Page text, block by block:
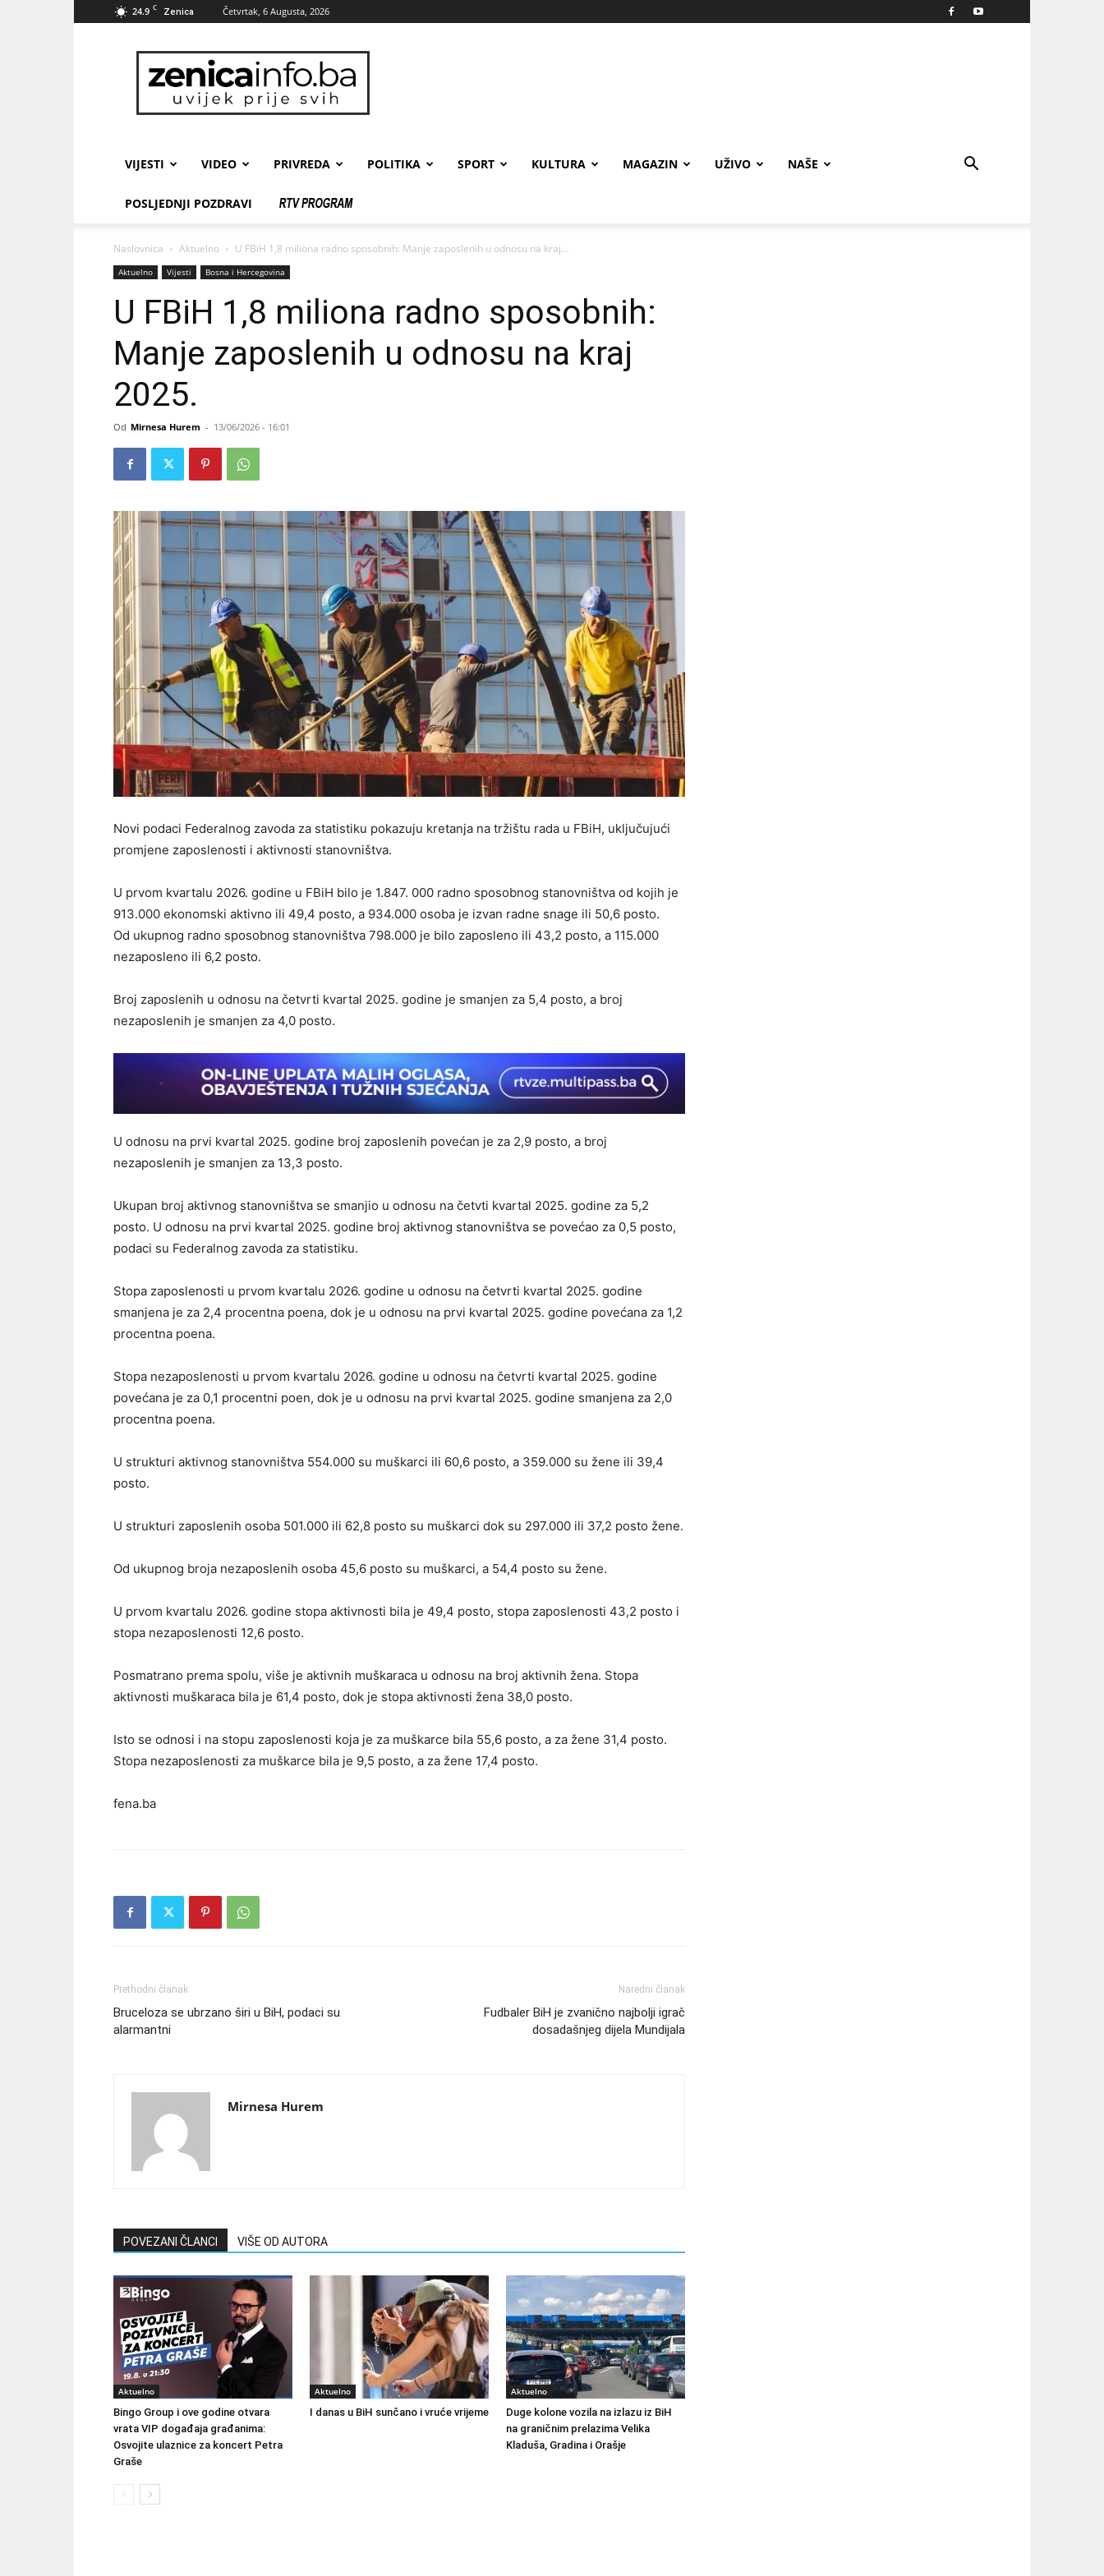
24.9 C Zenica Četvrtak, 6 Augusta, 2026
zenicainfo.ba
VIJESTI VIDEO PRIVREDA POLITIKA SPORT KULTURA MAGAZIN UŽIVO NAŠE
POSLJEDNJI POZDRAVI
Naslovnica Aktuelno U FBiH 1,8 miliona radno sposobnih: Manje zaposlenih u odnosu na kraj...
Aktuelno Vijesti Bosna i Hercegovina
U FBiH 1,8 miliona radno sposobnih:
Manje zaposlenih u odnosu na kraj
2025.
Od Mirnesa Hurem - 13/06/2026 - 16:01
Novi podaci Federalnog zavoda za statistiku pokazuju kretanja na tržištu rada u FBiH, uključujući
promjene zaposlenosti i aktivnosti stanovništva.
U prvom kvartalu 2026. godine u FBiH bilo je 1.847. 000 radno sposobnog stanovništva od kojih je
913.000 ekonomski aktivno ili 49,4 posto, a 934.000 osoba je izvan radne snage ili 50,6 posto.
Od ukupnog radno sposobnog stanovništva 798.000 je bilo zaposleno ili 43,2 posto, a 115.000
nezaposleno ili 6,2 posto.
Broj zaposlenih u odnosu na četvrti kvartal 2025. godine je smanjen za 5,4 posto, a broj
nezaposlenih je smanjen za 4,0 posto.
U odnosu na prvi kvartal 2025. godine broj zaposlenih povećan je za 2,9 posto, a broj
nezaposlenih je smanjen za 13,3 posto.
Ukupan broj aktivnog stanovništva se smanjio u odnosu na četvti kvartal 2025. godine za 5,2
posto. U odnosu na prvi kvartal 2025. godine broj aktivnog stanovništva se povećao za 0,5 posto,
podaci su Federalnog zavoda za statistiku.
Stopa zaposlenosti u prvom kvartalu 2026. godine u odnosu na četvrti kvartal 2025. godine
smanjena je za 2,4 procentna poena, dok je u odnosu na prvi kvartal 2025. godine povećana za 1,2
procentna poena.
Stopa nezaposlenosti u prvom kvartalu 2026. godine u odnosu na četvrti kvartal 2025. godine
povećana je za 0,1 procentni poen, dok je u odnosu na prvi kvartal 2025. godine smanjena za 2,0
procentna poena.
U strukturi aktivnog stanovništva 554.000 su muškarci ili 60,6 posto, a 359.000 su žene ili 39,4
posto.
U strukturi zaposlenih osoba 501.000 ili 62,8 posto su muškarci dok su 297.000 ili 37,2 posto žene.
Od ukupnog broja nezaposlenih osoba 45,6 posto su muškarci, a 54,4 posto su žene.
U prvom kvartalu 2026. godine stopa aktivnosti bila je 49,4 posto, stopa zaposlenosti 43,2 posto i
stopa nezaposlenosti 12,6 posto.
Posmatrano prema spolu, više je aktivnih muškaraca u odnosu na broj aktivnih žena. Stopa
aktivnosti muškaraca bila je 61,4 posto, dok je stopa aktivnosti žena 38,0 posto.
Isto se odnosi i na stopu zaposlenosti koja je za muškarce bila 55,6 posto, a za žene 31,4 posto.
Stopa nezaposlenosti za muškarce bila je 9,5 posto, a za žene 17,4 posto.
fena.ba
Prethodni članak
Bruceloza se ubrzano širi u BiH, podaci su
alarmantni
Naredni članak
Fudbaler BiH je zvanično najbolji igrač
dosadašnjeg dijela Mundijala
Mirnesa Hurem
POVEZANI ČLANCI VIŠE OD AUTORA
Aktuelno
Bingo Group i ove godine otvara
vrata VIP događaja građanima:
Osvojite ulaznice za koncert Petra
Graše
Aktuelno
I danas u BiH sunčano i vruće vrijeme
Aktuelno
Duge kolone vozila na izlazu iz BiH
na graničnim prelazima Velika
Kladuša, Gradina i Orašje